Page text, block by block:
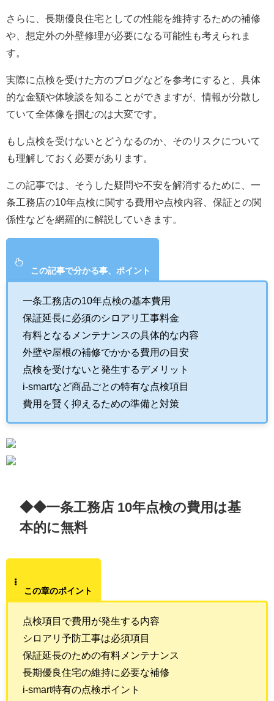
さらに、長期優良住宅としての性能を維持するための補修
や、想定外の外壁修理が必要になる可能性も考えられま
す。
実際に点検を受けた方のブログなどを参考にすると、具体
的な金額や体験談を知ることができますが、情報が分散し
ていて全体像を掴むのは大変です。
もし点検を受けないとどうなるのか、そのリスクについて
も理解しておく必要があります。
この記事では、そうした疑問や不安を解消するために、一
条工務店の10年点検に関する費用や点検内容、保証との関
係性などを網羅的に解説していきます。
この記事で分かる事、ポイント
一条工務店の10年点検の基本費用
保証延長に必須のシロアリ工事料金
有料となるメンテナンスの具体的な内容
外壁や屋根の補修でかかる費用の目安
点検を受けないと発生するデメリット
i-smartなど商品ごとの特有な点検項目
費用を賢く抑えるための準備と対策
◆◆一条工務店 10年点検の費用は基
本的に無料
この章のポイント
点検項目で費用が発生する内容
シロアリ予防工事は必須項目
保証延長のための有料メンテナンス
長期優良住宅の維持に必要な補修
i-smart特有の点検ポイント